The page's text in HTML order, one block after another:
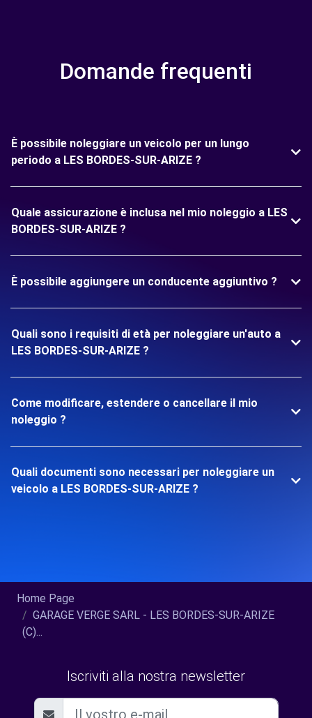
Domande frequenti
È possibile noleggiare un veicolo per un lungo
periodo a LES BORDES-SUR-ARIZE ?
Quale assicurazione è inclusa nel mio noleggio a LES
BORDES-SUR-ARIZE ?
È possibile aggiungere un conducente aggiuntivo ?
Quali sono i requisiti di età per noleggiare un'auto a
LES BORDES-SUR-ARIZE ?
Come modificare, estendere o cancellare il mio
noleggio ?
Quali documenti sono necessari per noleggiare un
veicolo a LES BORDES-SUR-ARIZE ?
Home Page
GARAGE VERGE SARL - LES BORDES-SUR-ARIZE
(C)...
Iscriviti alla nostra newsletter